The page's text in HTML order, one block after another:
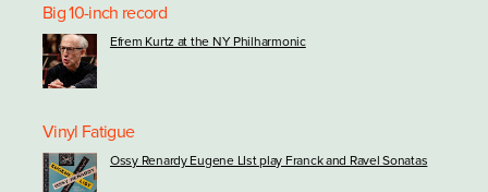
Big 10-inch record
Efrem Kurtz at the NY Philharmonic
Vinyl Fatigue
Ossy Renardy Eugene LIst play Franck and Ravel Sonatas